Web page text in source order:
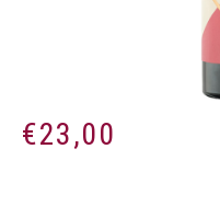
€23,00